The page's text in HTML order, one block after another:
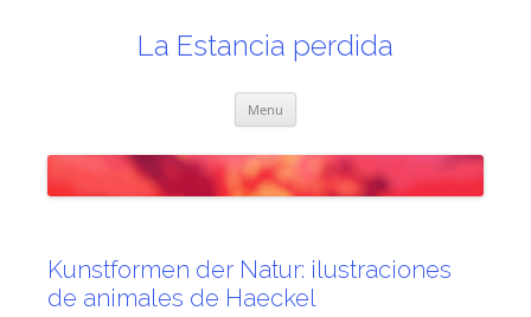
La Estancia perdida
Menu
Kunstformen der Natur: ilustraciones
de animales de Haeckel